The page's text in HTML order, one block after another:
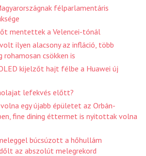
félparlamentáris
mentettek a Velencei-tónál
ilyen alacsony az infláció, több
rohamosan csökken is
kijelzőt hajt félbe a Huawei új
lefekvés előtt?
egy újabb épületet az Orbán-
fine dining éttermet is nyitottak volna
búcsúzott a hőhullám
az abszolút melegrekord